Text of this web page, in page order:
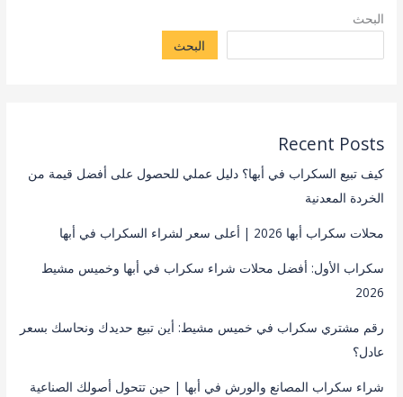
البحث
البحث
Recent Posts
كيف تبيع السكراب في أبها؟ دليل عملي للحصول على أفضل قيمة من
الخردة المعدنية
محلات سكراب أبها 2026 | أعلى سعر لشراء السكراب في أبها
سكراب الأول: أفضل محلات شراء سكراب في أبها وخميس مشيط
2026
رقم مشتري سكراب في خميس مشيط: أين تبيع حديدك ونحاسك بسعر
عادل؟
شراء سكراب المصانع والورش في أبها | حين تتحول أصولك الصناعية